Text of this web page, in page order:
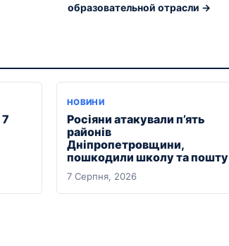
образовательной отрасли →
НОВИНИ
Росіяни атакували п’ять
районів
Дніпропетровщини,
пошкодили школу та пошту
7 Серпня, 2026